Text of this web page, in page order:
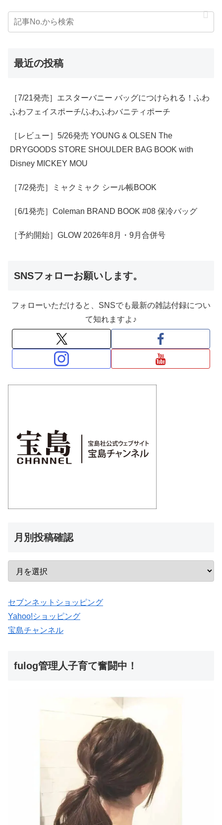
最近の投稿
［7/21発売］エスターバニー バッグにつけられる！ふわ
ふわフェイスポーチ/ふわふわバニティポーチ
［レビュー］5/26発売 YOUNG & OLSEN The
DRYGOODS STORE SHOULDER BAG BOOK with
Disney MICKEY MOU
［7/2発売］ミャクミャク シール帳BOOK
［6/1発売］Coleman BRAND BOOK #08 保冷バッグ
［予約開始］GLOW 2026年8月・9月合併号
SNSフォローお願いします。
フォローいただけると、SNSでも最新の雑誌付録につい
て知れますよ♪
月別投稿確認
セブンネットショッピング
Yahoo!ショッピング
宝島チャンネル
fulog管理人子育て奮闘中！